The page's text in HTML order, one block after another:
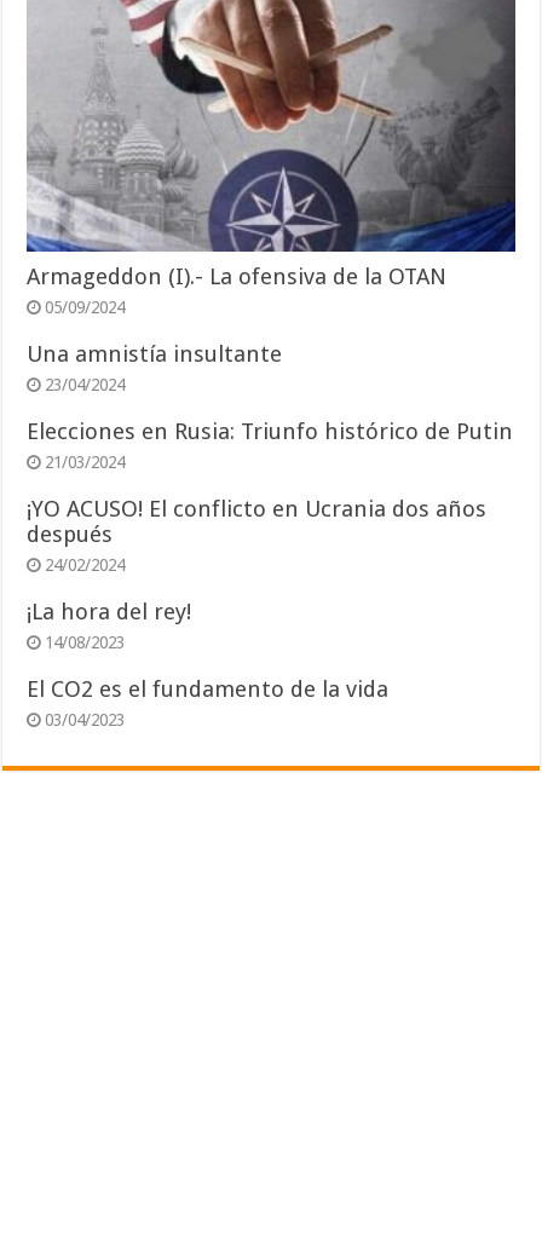
Armageddon (I).- La ofensiva de la OTAN
05/09/2024
Una amnistía insultante
23/04/2024
Elecciones en Rusia: Triunfo histórico de Putin
21/03/2024
¡YO ACUSO! El conflicto en Ucrania dos años
después
24/02/2024
¡La hora del rey!
14/08/2023
El CO2 es el fundamento de la vida
03/04/2023